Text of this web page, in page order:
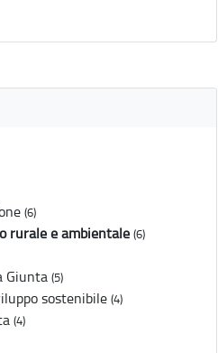
(6)
rurale e ambientale (6)
Giunta (5)
sostenibile (4)
(4)